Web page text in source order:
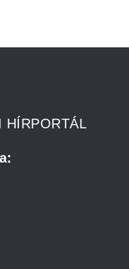
HÍRPORTÁL